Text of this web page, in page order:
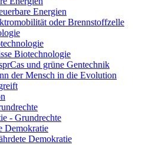
Energien
oder Brennstoffzelle
Biotechnologie
und grüne Gentechnik
der Mensch in die Evolution
- Grundrechte
Demokratie
Demokratie